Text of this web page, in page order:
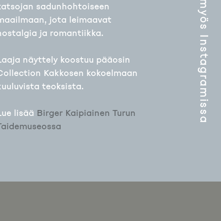
sadunhohtoiseen
jota leimaavat
ja romantiikka.
näyttely koostuu pääosin
Kakkosen kokoelmaan
teoksista.
lisää Birger Kaipiainen Turun